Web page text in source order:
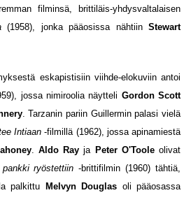
filminsä, brittiläis-yhdysvaltalaisen
(1958), jonka pääosissa nähtiinStewart
eskapistisiin viihde-elokuviin antoi
jossa nimiroolia näytteli Gordon Scott
. Tarzanin pariin Guillermin palasi vielä
Intiaan -filmillä (1962), jossa apinamiestä
. Aldo Ray ja Peter O'Tooleolivat
ryöstettiin -brittifilmin (1960) tähtiä,
palkittu Melvyn Douglas oli pääosassa